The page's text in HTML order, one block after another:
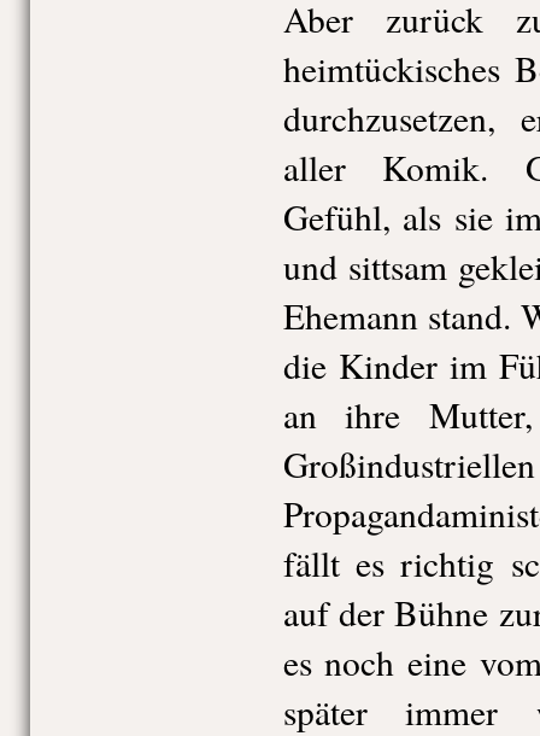
Aber zurück
heimtückisches
durchzusetzen,
aller Komik.
Gefühl, als sie
und sittsam
Ehemann stand.
die Kinder im
an ihre
fällt es richtig
auf der Bühne
es noch eine
später immer